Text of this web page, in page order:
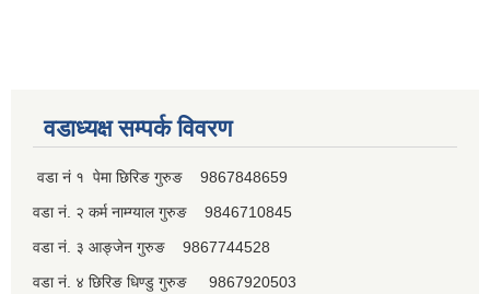
वडाध्यक्ष सम्पर्क विवरण
वडा नं १ पेमा छिरिङ गुरुङ 9867848659
वडा नं. २ कर्म नाम्ग्याल गुरुङ 9846710845
वडा नं. ३ आङ्जेन गुरुङ 9867744528
वडा नं. ४ छिरिङ धिण्डु गुरुङ 9867920503